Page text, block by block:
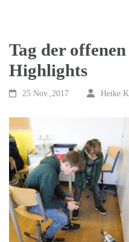
Tag der
Highlights
25 Nov.,2017 Heike